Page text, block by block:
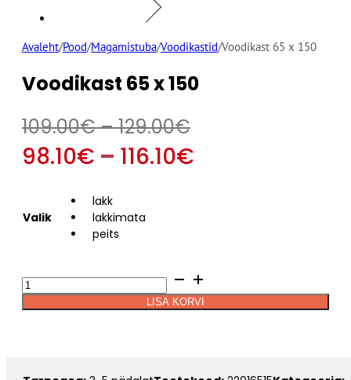
Avaleht/Pood/Magamistuba/Voodikastid/Voodikast 65 x 150
Voodikast 65 x 150
109.00€–129.00€Hinnavahemik:
109.00€
98.10€ – 116.10€
Valik
lakk
lakkimata
peits
Voodikast
65
x
LISA KORVI